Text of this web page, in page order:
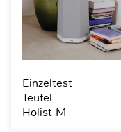
Einzeltest
Teufel
Holist M